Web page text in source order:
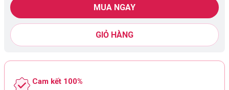
MUA NGAY
GIỎ HÀNG
Cam kết 100%